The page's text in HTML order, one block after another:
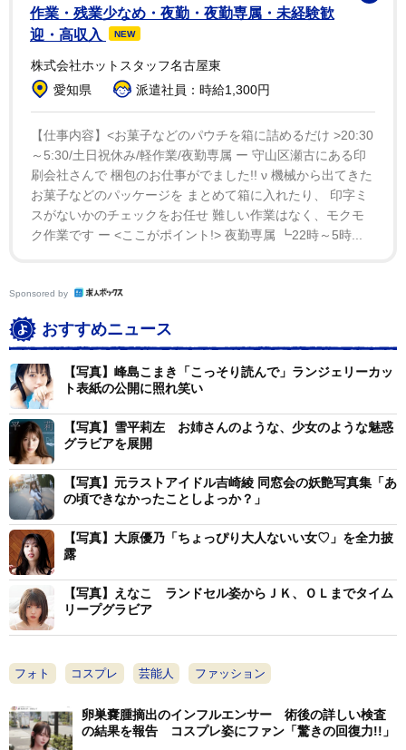
作業・残業少なめ・夜勤・夜勤専属・未経験歓
迎・高収入
NEW
株式会社ホットスタッフ名古屋東
愛知県
派遣社員：時給1,300円
【仕事内容】<お菓子などのパウチを箱に詰めるだけ >20:30
～5:30/土日祝休み/軽作業/夜勤専属 ー 守山区瀬古にある印
刷会社さんで 梱包のお仕事がでました!! ν 機械から出てきた
お菓子などのパッケージを まとめて箱に入れたり、 印字ミ
スがないかのチェックをお任せ 難しい作業はなく、モクモ
ク作業です ー <ここがポイント!> 夜勤専属 ┗22時～5時...
Sponsored by
おすすめニュース
【写真】峰島こまき「こっそり読んで」ランジェリーカッ
ト表紙の公開に照れ笑い
【写真】雪平莉左 お姉さんのような、少女のような魅惑
グラビアを展開
【写真】元ラストアイドル吉崎綾 同窓会の妖艶写真集「あ
の頃できなかったことしよっか？」
【写真】大原優乃「ちょっぴり大人ないい女♡」を全力披
露
【写真】えなこ ランドセル姿からＪＫ、ＯＬまでタイム
リープグラビア
フォト コスプレ 芸能人 ファッション
卵巣嚢腫摘出のインフルエンサー 術後の詳しい検査
の結果を報告 コスプレ姿にファン「驚きの回復力!!」